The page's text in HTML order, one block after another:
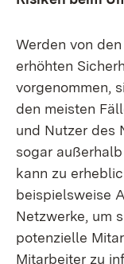
Werden von
erhöhten
vorgenommen,
den meisten
und Nutzer des
sogar
kann zu
beispielsweise
Netzwerke, um
potenzielle
Mitarbeiter zu